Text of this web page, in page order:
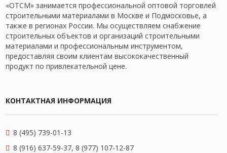
«ОТСМ» занимается профессиональной оптовой торговлей
строительными материалами в Москве и Подмосковье, а
также в регионах России. Мы осуществляем снабжение
строительных объектов и организаций строительными
материалами и профессиональным инструментом,
предоставляя своим клиентам высококачественный
продукт по привлекательной цене.
КОНТАКТНАЯ ИНФОРМАЦИЯ
8 (495) 739-01-13
8 (916) 637-59-37, 8 (977) 107-12-87